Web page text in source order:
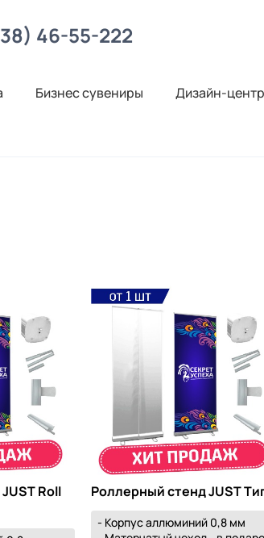
46-55-222
Бизнес сувениры Дизайн-центр
Roll
Роллерный стенд JUST
- Корпус аллюминий 0,8 мм